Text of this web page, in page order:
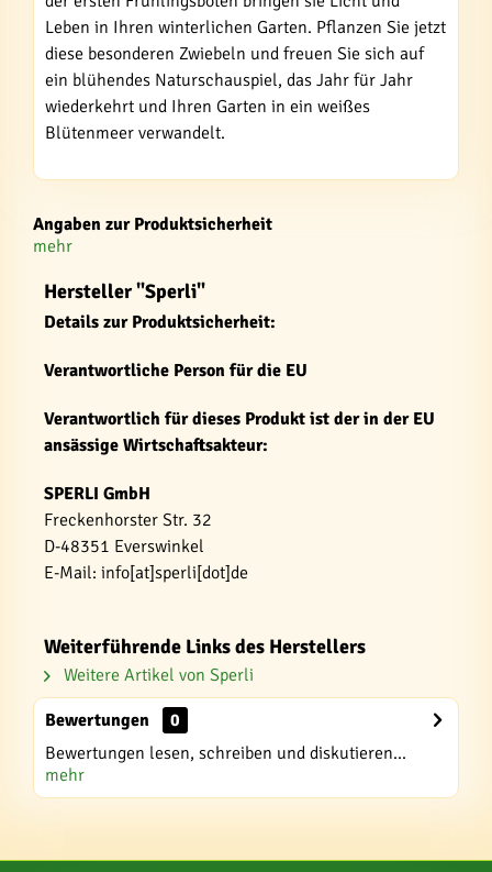
Leben in Ihren winterlichen Garten. Pflanzen Sie jetzt
diese besonderen Zwiebeln und freuen Sie sich auf
ein blühendes Naturschauspiel, das Jahr für Jahr
wiederkehrt und Ihren Garten in ein weißes
Blütenmeer verwandelt.
Angaben zur Produktsicherheit
mehr
Hersteller "Sperli"
Details zur Produktsicherheit:
Verantwortliche Person für die EU
Verantwortlich für dieses Produkt ist der in der EU
ansässige Wirtschaftsakteur:
SPERLI GmbH
Freckenhorster Str. 32
D-48351 Everswinkel
E-Mail: info[at]sperli[dot]de
Weiterführende Links des Herstellers
Weitere Artikel von Sperli
Bewertungen
0
Bewertungen lesen, schreiben und diskutieren...
mehr